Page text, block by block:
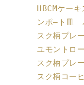
HBCMケー
ンポ―ト皿
スク柄プレ
ユモントロー
スク柄プ
スク柄コー